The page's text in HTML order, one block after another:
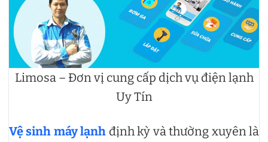
Limosa – Đơn vị cung cấp dịch vụ điện lạnh
Uy Tín
Vệ sinh máy lạnh định kỳ và thường xuyên là